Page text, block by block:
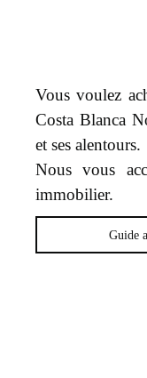
Vous voulez
Costa Blanca
et ses alentours.
Nous vous
immobilier.
Guide